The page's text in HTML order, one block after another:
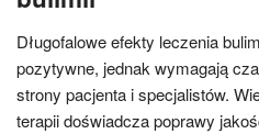
Długofalowe efekty leczenia
pozytywne, jednak wymagają
strony pacjenta i specjalistów.
terapii doświadcza poprawy